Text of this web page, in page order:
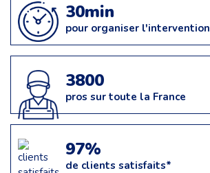
30min
pour organiser l'intervention
3800
pros sur toute la France
97%
de clients satisfaits*